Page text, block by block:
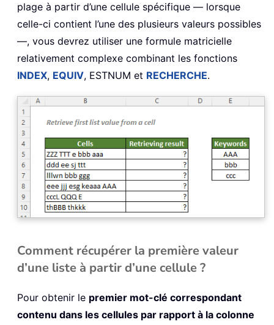
plage à partir d’une cellule spécifique — lorsque
celle-ci contient l’une des plusieurs valeurs possibles
—, vous devrez utiliser une formule matricielle
relativement complexe combinant les fonctions
INDEX, EQUIV, ESTNUM et RECHERCHE.
Comment récupérer la première valeur
d’une liste à partir d’une cellule ?
Pour obtenir le premier mot-clé correspondant
contenu dans les cellules par rapport à la colonne